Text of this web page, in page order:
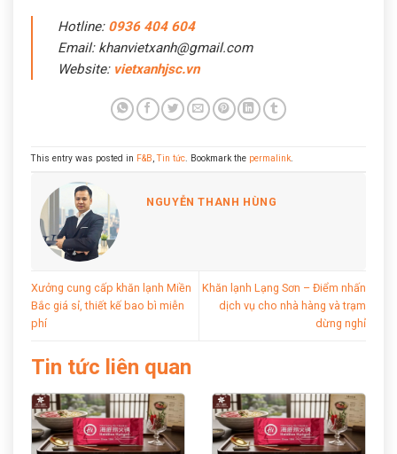
Hotline: 0936 404 604
Email: khanvietxanh@gmail.com
Website: vietxanhjsc.vn
This entry was posted in F&B,Tin tức. Bookmark the permalink.
NGUYỄN THANH HÙNG
Xưởng cung cấp khăn lạnh Miền
Bắc giá sỉ, thiết kế bao bì miễn
phí
Khăn lạnh Lạng Sơn – Điểm nhấn
dịch vụ cho nhà hàng và trạm
dừng nghỉ
Tin tức liên quan